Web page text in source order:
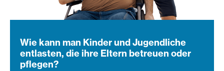
Wie kann man Kinder und Jugendliche
entlasten, die ihre Eltern betreuen oder
pflegen?